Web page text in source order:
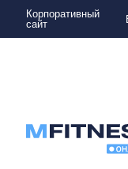
Корпоративный
сайт